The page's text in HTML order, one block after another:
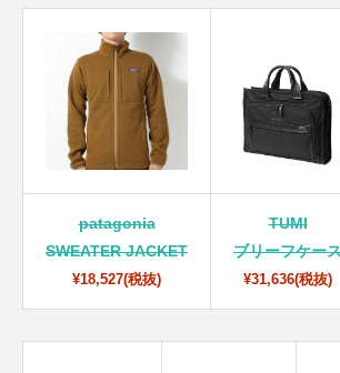
patagonia
SWEATER JACKET
¥18,527(税抜)
TUMI
ブリーフケー
¥31,636(税抜)